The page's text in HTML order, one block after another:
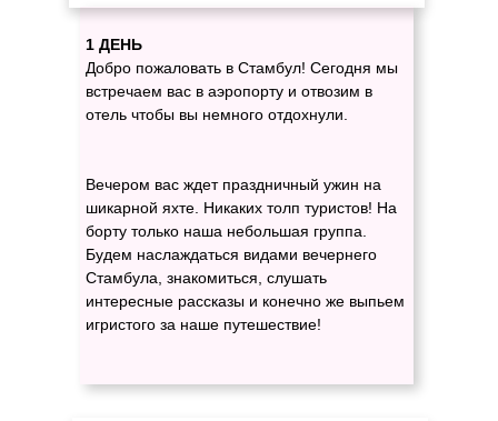
1 ДЕНЬ
Добро пожаловать в Стамбул! Сегодня мы
встречаем вас в аэропорту и отвозим в
отель чтобы вы немного отдохнули.
Вечером вас ждет праздничный ужин на
шикарной яхте. Никаких толп туристов! На
борту только наша небольшая группа.
Будем наслаждаться видами вечернего
Стамбула, знакомиться, слушать
интересные рассказы и конечно же выпьем
игристого за наше путешествие!